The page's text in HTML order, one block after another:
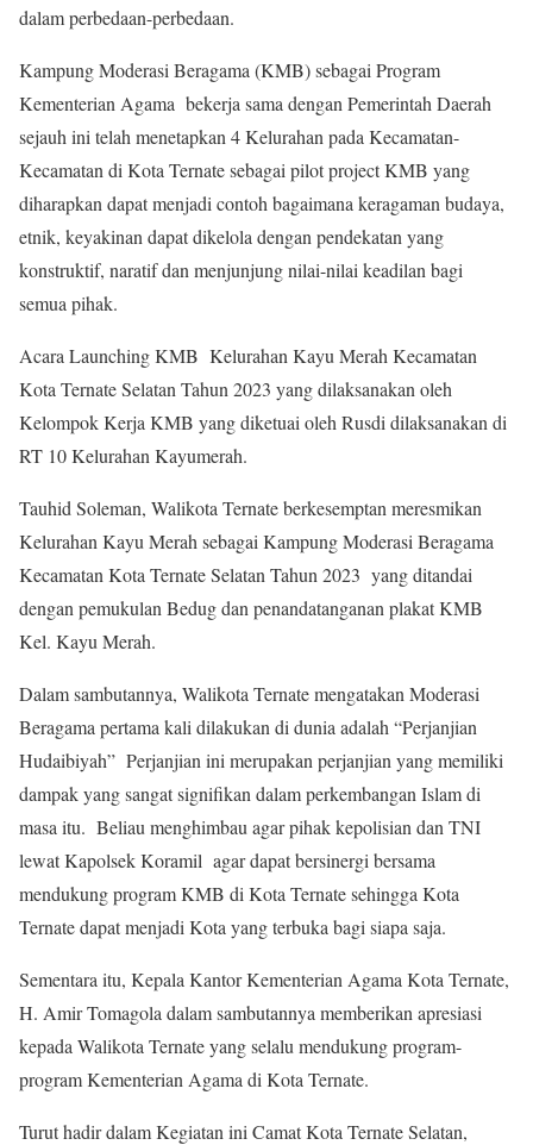
dalam perbedaan-perbedaan.
Kampung Moderasi Beragama (KMB) sebagai Program
Kementerian Agama bekerja sama dengan Pemerintah Daerah
sejauh ini telah menetapkan 4 Kelurahan pada Kecamatan-
Kecamatan di Kota Ternate sebagai pilot project KMB yang
diharapkan dapat menjadi contoh bagaimana keragaman budaya,
etnik, keyakinan dapat dikelola dengan pendekatan yang
konstruktif, naratif dan menjunjung nilai-nilai keadilan bagi
semua pihak.
Acara Launching KMB Kelurahan Kayu Merah Kecamatan
Kota Ternate Selatan Tahun 2023 yang dilaksanakan oleh
Kelompok Kerja KMB yang diketuai oleh Rusdi dilaksanakan di
RT 10 Kelurahan Kayumerah.
Tauhid Soleman, Walikota Ternate berkesemptan meresmikan
Kelurahan Kayu Merah sebagai Kampung Moderasi Beragama
Kecamatan Kota Ternate Selatan Tahun 2023 yang ditandai
dengan pemukulan Bedug dan penandatanganan plakat KMB
Kel. Kayu Merah.
Dalam sambutannya, Walikota Ternate mengatakan Moderasi
Beragama pertama kali dilakukan di dunia adalah “Perjanjian
Hudaibiyah” Perjanjian ini merupakan perjanjian yang memiliki
dampak yang sangat signifikan dalam perkembangan Islam di
masa itu. Beliau menghimbau agar pihak kepolisian dan TNI
lewat Kapolsek Koramil agar dapat bersinergi bersama
mendukung program KMB di Kota Ternate sehingga Kota
Ternate dapat menjadi Kota yang terbuka bagi siapa saja.
Sementara itu, Kepala Kantor Kementerian Agama Kota Ternate,
H. Amir Tomagola dalam sambutannya memberikan apresiasi
kepada Walikota Ternate yang selalu mendukung program-
program Kementerian Agama di Kota Ternate.
Turut hadir dalam Kegiatan ini Camat Kota Ternate Selatan,